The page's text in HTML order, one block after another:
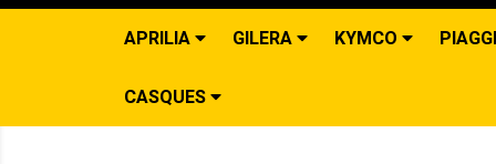
APRILIA GILERA KYMCO
CASQUES